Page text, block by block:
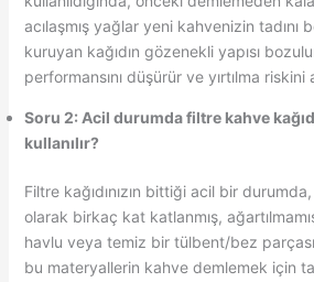
acılaşmış yağlar yeni kahvenizin tadını
kuruyan kağıdın gözenekli yapısı
performansını düşürür ve yırtılma riskini
Soru 2: Acil durumda filtre kahve
kullanılır?
Filtre kağıdınızın bittiği acil bir
olarak birkaç kat katlanmış,
havlu veya temiz bir tülbent/bez
bu materyallerin kahve demlemek için